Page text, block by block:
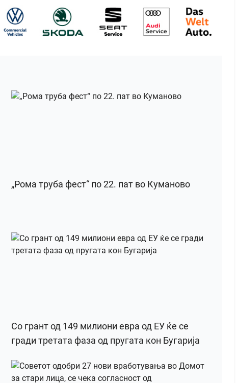
„Рома труба фест“ по 22. пат во Куманово
Со грант од 149 милиони евра од ЕУ ќе се
гради третата фаза од пругата кон Бугарија